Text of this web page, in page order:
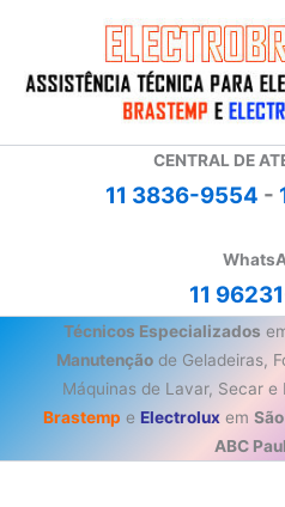
conteúdo
CENTRAL DE
11 3836-9554 -
11
Técnicos Especializados
Manutenção de Geladeiras,
Máquinas de Lavar, Secar
Brastemp e Electroluxem
ABC